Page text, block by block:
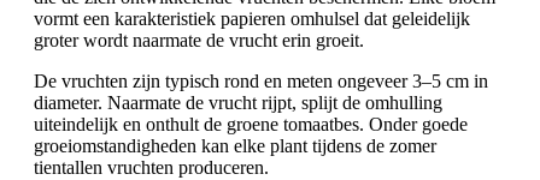
vormt een karakteristiek papieren omhulsel dat geleidelijk
groter wordt naarmate de vrucht erin groeit.
De vruchten zijn typisch rond en meten ongeveer 3–5 cm in
diameter. Naarmate de vrucht rijpt, splijt de omhulling
uiteindelijk en onthult de groene tomaatbes. Onder goede
groeiomstandigheden kan elke plant tijdens de zomer
tientallen vruchten produceren.